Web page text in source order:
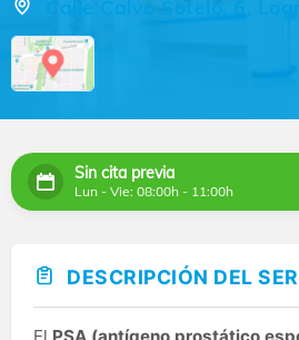
Calle Calvo Sotelo, 6,
Sin cita previa
Lun - Vie: 08:00h - 11:00h
DESCRIPCIÓN DEL
El PSA (antígeno prostático